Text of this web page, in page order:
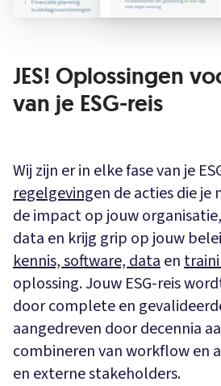
JES! Oplossingen
van je ESG-reis
Wij zijn er in elke fase van je
regelgevingen de acties die
de impact op jouw
data en krijg grip op jouw
kennis, software, dataen
oplossing. Jouw ESG-reis
door complete en
aangedreven door decennia
combineren van workflow en
en externe stakeholders.